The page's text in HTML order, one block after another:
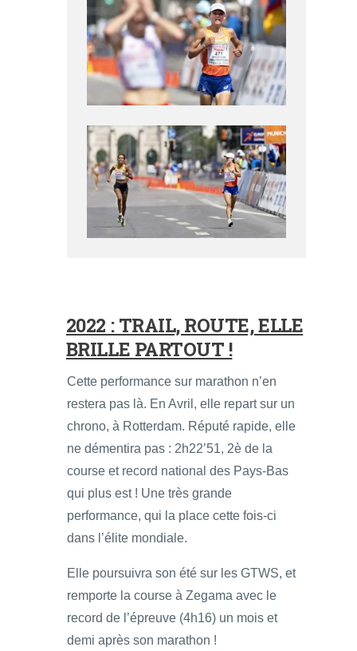
2022 : TRAIL, ROUTE, ELLE
BRILLE PARTOUT !
Cette performance sur marathon n’en
restera pas là. En Avril, elle repart sur un
chrono, à Rotterdam. Réputé rapide, elle
ne démentira pas : 2h22’51, 2è de la
course et record national des Pays-Bas
qui plus est ! Une très grande
performance, qui la place cette fois-ci
dans l’élite mondiale.
Elle poursuivra son été sur les GTWS, et
remporte la course à Zegama avec le
record de l’épreuve (4h16) un mois et
demi après son marathon !